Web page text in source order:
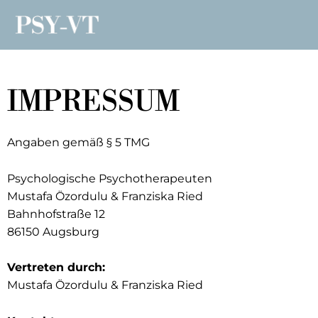
Inhalt
IMPRESSUM
Angaben gemäß § 5 TMG
Psychologische Psychotherapeuten
Mustafa Özordulu & Franziska Ried
Bahnhofstraße 12
86150 Augsburg
Vertreten durch:
Mustafa Özordulu & Franziska Ried